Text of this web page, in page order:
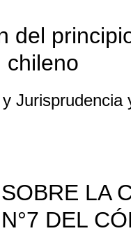
del
chileno
LA
DEL